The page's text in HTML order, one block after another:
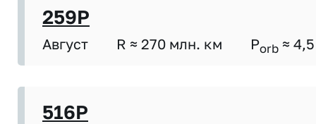
259P
Август R ≈ 270 млн. км Porb ≈ 4,5
516P